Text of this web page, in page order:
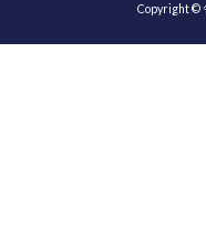
Copyright ©